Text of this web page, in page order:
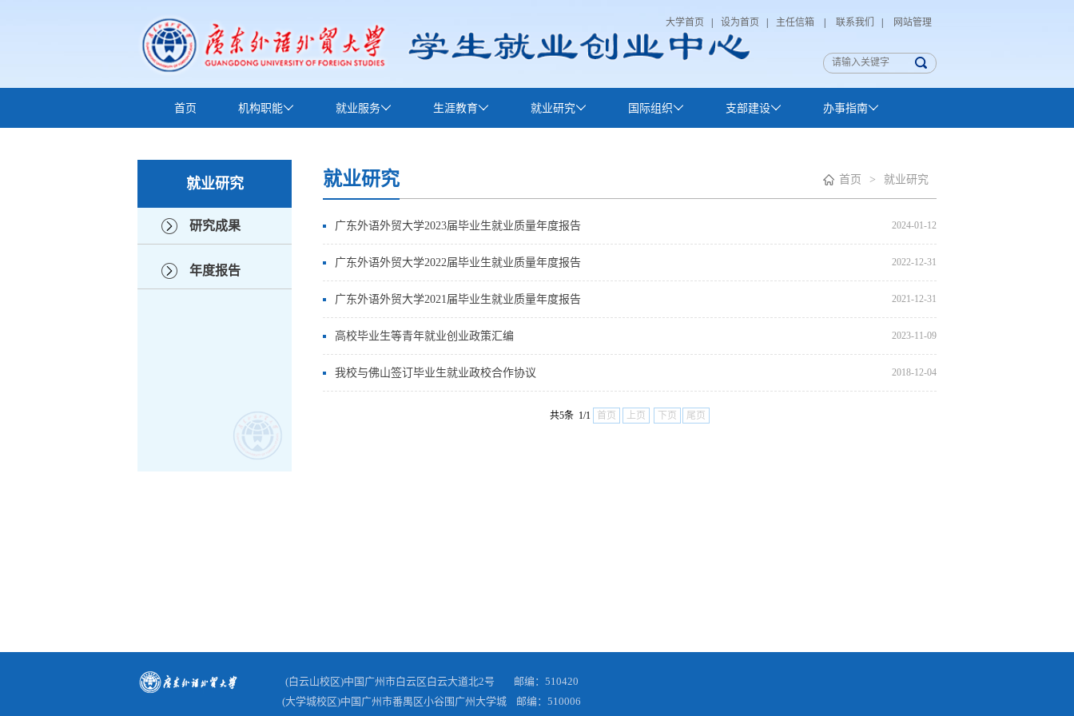
大学首页 设为首页 主任信箱 联系我们 网站管理
首页 机构职能 就业服务 生涯教育 就业研究 国际组织 支部建设 办事指南
就业研究
研究成果
年度报告
就业研究 首页 > 就业研究
2024-01-12
广东外语外贸大学2023届毕业生就业质量年度报告
2022-12-31
广东外语外贸大学2022届毕业生就业质量年度报告
2021-12-31
​广东外语外贸大学2021届毕业生就业质量年度报告
2023-11-09
高校毕业生等青年就业创业政策汇编
2018-12-04
我校与佛山签订毕业生就业政校合作协议
共5条 1/1 首页 上页 下页 尾页
(白云山校区)中国广州市白云区白云大道北2号 邮编：510420
(大学城校区)中国广州市番禺区小谷围广州大学城 邮编：510006